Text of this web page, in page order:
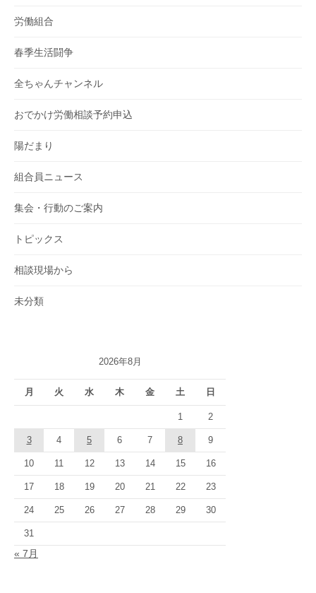
労働組合
春季生活闘争
全ちゃんチャンネル
おでかけ労働相談予約申込
陽だまり
組合員ニュース
集会・行動のご案内
トピックス
相談現場から
未分類
2026年8月
月 火 水 木 金 土 日
1 2
3 4 5 6 7 8 9
10 11 12 13 14 15 16
17 18 19 20 21 22 23
24 25 26 27 28 29 30
31
« 7月